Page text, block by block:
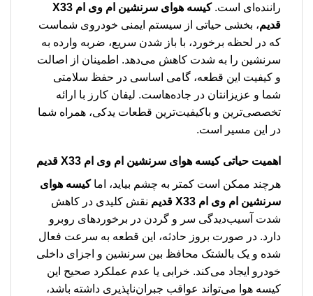
راننده‌ای است.
کیسه هوای سرنشین ام وی ام X33
قدیم، بخشی حیاتی از سیستم ایمنی خودروی شماست
که در لحظه برخورد، با باز شدن سریع، ضربه وارده به
سرنشین را به شدت کاهش می‌دهد. اطمینان از اصالت
و کیفیت این قطعه، گامی اساسی در حفظ سلامتی
شما و عزیزانتان در جاده‌هاست. لیفان کارز با ارائه
تخصصی‌ترین و باکیفیت‌ترین قطعات یدکی، همراه شما
در این مسیر است.
اهمیت حیاتیکیسه هوای سرنشین ام وی ام X33 قدیم
هرچند ممکن است کمتر به چشم بیاید، اماکیسه هوای
سرنشین ام وی ام X33 قدیم
نقش کلیدی در کاهش
شدت آسیب‌دیدگی سر و گردن در برخوردهای روبرو
دارد. در صورت بروز حادثه، این قطعه به سرعت فعال
شده و یک بالشتک محافظ بین سرنشین و اجزای داخلی
خودرو ایجاد می‌کند. خرابی یا عدم عملکرد صحیح این
کیسه هوا می‌تواند عواقب جبران‌ناپذیری داشته باشد،